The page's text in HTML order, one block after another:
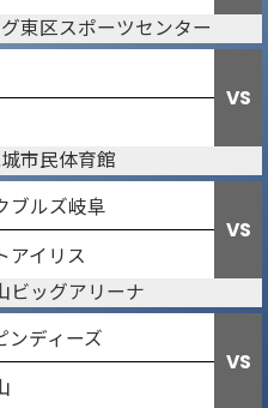
東区スポーツセンター
VS
市民体育館
ブルズ岐阜
VS
アイリス
ビッグアリーナ
ンディーズ
VS